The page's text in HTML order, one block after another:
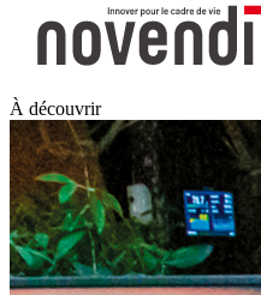
À découvrir